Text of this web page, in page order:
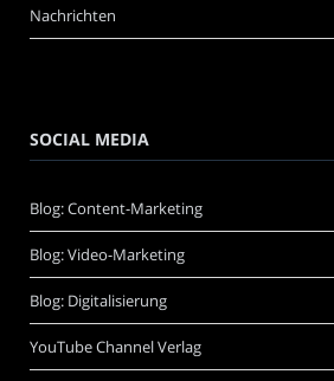
Nachrichten
SOCIAL MEDIA
Blog: Content-Marketing
Blog: Video-Marketing
Blog: Digitalisierung
YouTube Channel Verlag